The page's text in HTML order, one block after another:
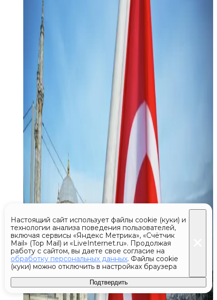
Настоящий сайт использует файлы cookie (куки) и
технологии анализа поведения пользователей,
включая сервисы «Яндекс Метрика», «Счётчик
Mail» (Top Mail) и «LiveInternet.ru». Продолжая
работу с сайтом, вы даете свое согласие на
обработку персональных данных. Файлы cookie
(куки) можно отключить в настройках браузера
Подтвердить